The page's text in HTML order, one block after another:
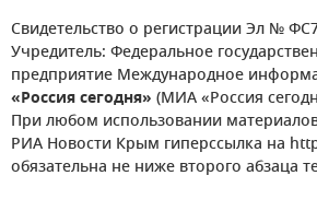
Свидетельство о регистрации Эл №
Учредитель: Федеральное
предприятие Международное
«Россия сегодня» (МИА «Россия
При любом использовании
РИА Новости Крым гиперссылка на
обязательна не ниже второго абзаца